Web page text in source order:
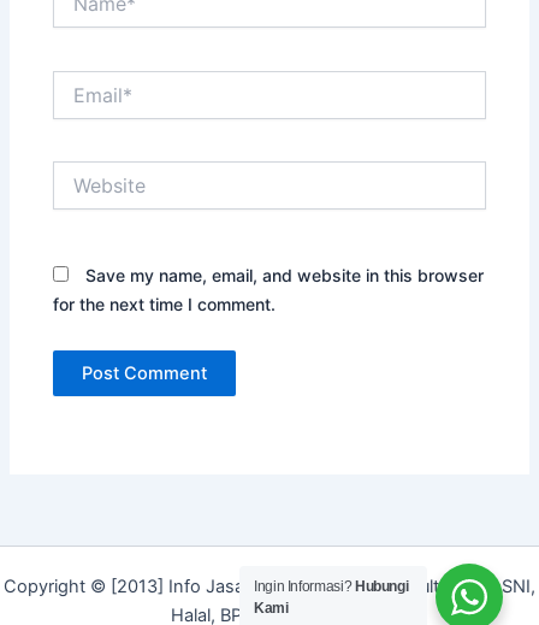
Save my name, email, and website in this browser
for the next time I comment.
Copyright © [2013] Info Jasa | Layanan Jasa Konsultan ISO, SNI,
Halal, BPOM dan Merek]
Ingin Informasi? Hubungi
Kami